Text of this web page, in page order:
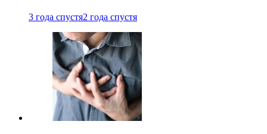
3 года спустя2 года спустя